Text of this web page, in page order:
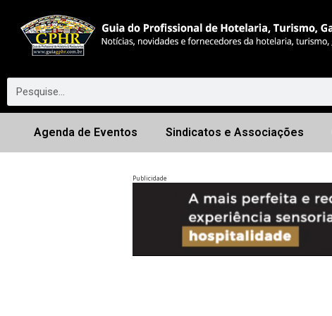
Agenda de Eventos Sindicatos e Associações
Publicidade